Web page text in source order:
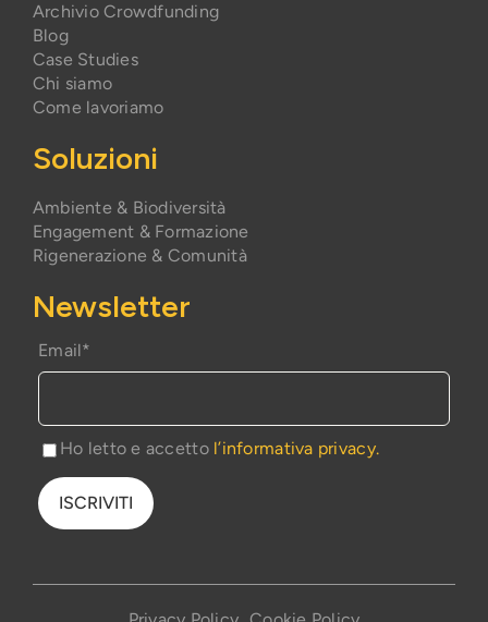
Archivio Crowdfunding
Blog
Case Studies
Chi siamo
Come lavoriamo
Soluzioni
Ambiente & Biodiversità
Engagement & Formazione
Rigenerazione & Comunità
Newsletter
Email*
Ho letto e accetto l’informativa privacy.